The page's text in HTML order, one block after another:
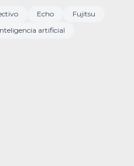
Echo
Fujitsu
artificial